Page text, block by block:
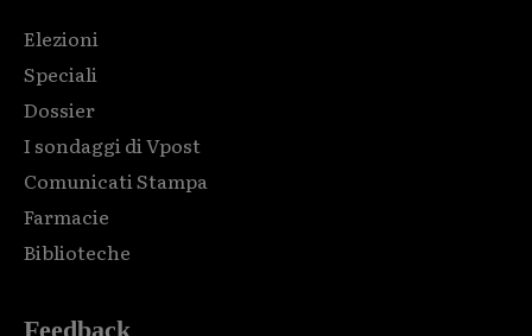
Elezioni
Speciali
Dossier
I sondaggi di Vpost
Comunicati Stampa
Farmacie
Biblioteche
Feedback